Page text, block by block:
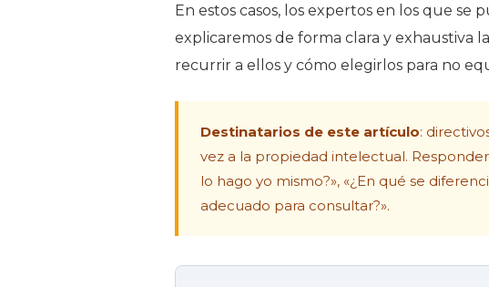
En estos casos, los expertos en los que se
explicaremos de forma clara y exhaustiva
recurrir a ellos y cómo elegirlos para no
Destinatarios de este artículo:
vez a la propiedad intelectual.
lo hago yo mismo?», «¿En qué se
adecuado para consultar?».